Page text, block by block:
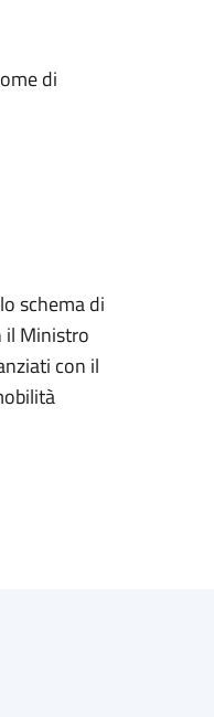
di
schema di
il Ministro
con il